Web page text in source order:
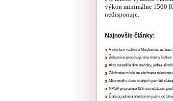
výkon minimálne 1500
nedisponuje.
Najnovšie články:
V štvrtom reaktore Mochoviec už beží
Železnice predávajú dve tretiny
Alza nasadila dve novinky, jednu
Záchrana misie na záchranu
Microsoft v čase drahých pamätí
NASA pripravuje ISS na inštaláciu
Ďalšia jadrová elektráreň južne od